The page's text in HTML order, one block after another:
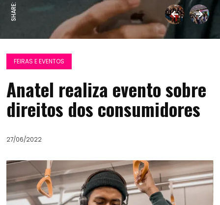
SHARE:
FEIRAS E EVENTOS
Anatel realiza evento sobre
direitos dos consumidores
27/06/2022